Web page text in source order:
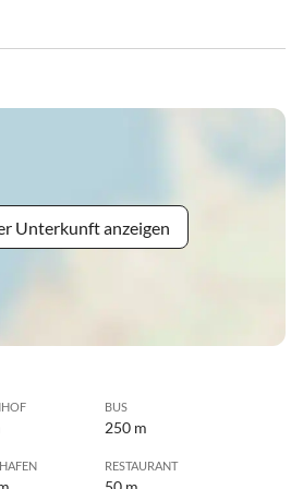
Unterkunft anzeigen
BUS
250 m
RESTAURANT